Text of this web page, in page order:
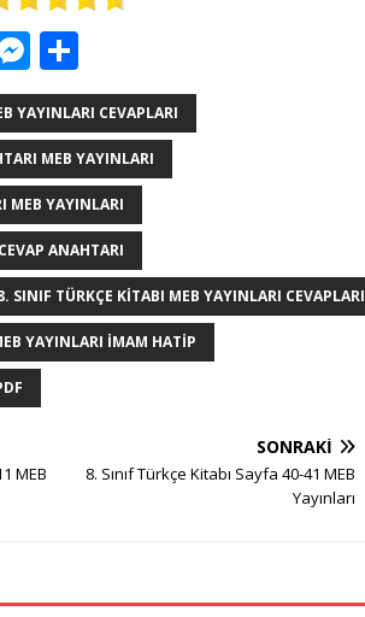
M
e
ss
e
n
g
e
r
h
ar
e
YAYINLARI CEVAPLARI
MEB YAYINLARI
MEB YAYINLARI
ANAHTARI
SINIF TÜRKÇE KITABI MEB YAYINLARI CEVAPLARI
YAYINLARI IMAM HATIP
MEB
SONRAKI
8. Sınıf Türkçe Kitabı Sayfa 40-41 MEB
Yayınları